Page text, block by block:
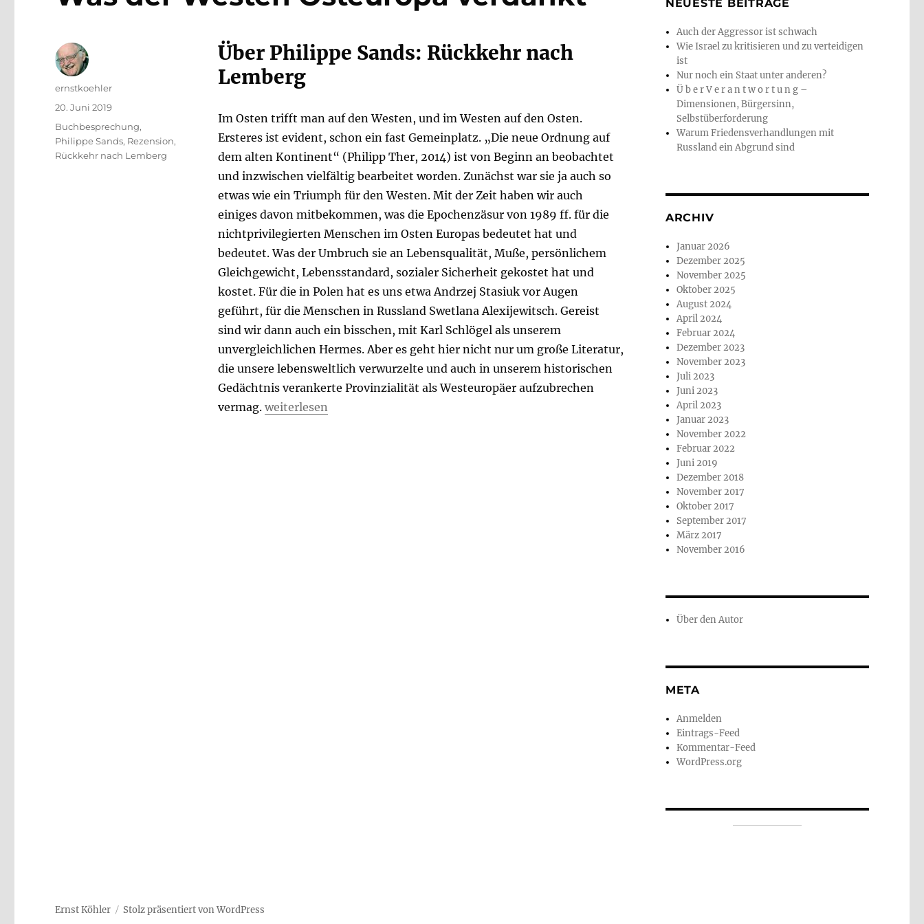
Über Philippe Sands: Rückkehr nach
Lemberg
Im Osten trifft man auf den Westen, und im Westen auf den Osten.
Ersteres ist evident, schon ein fast Gemeinplatz. „Die neue Ordnung auf
dem alten Kontinent“ (Philipp Ther, 2014) ist von Beginn an beobachtet
und inzwischen vielfältig bearbeitet worden. Zunächst war sie ja auch so
etwas wie ein Triumph für den Westen. Mit der Zeit haben wir auch
einiges davon mitbekommen, was die Epochenzäsur von 1989 ff. für die
nichtprivilegierten Menschen im Osten Europas bedeutet hat und
bedeutet. Was der Umbruch sie an Lebensqualität, Muße, persönlichem
Gleichgewicht, Lebensstandard, sozialer Sicherheit gekostet hat und
kostet. Für die in Polen hat es uns etwa Andrzej Stasiuk vor Augen
geführt, für die Menschen in Russland Swetlana Alexijewitsch. Gereist
sind wir dann auch ein bisschen, mit Karl Schlögel als unserem
unvergleichlichen Hermes. Aber es geht hier nicht nur um große Literatur,
die unsere lebensweltlich verwurzelte und auch in unserem historischen
Gedächtnis verankerte Provinzialität als Westeuropäer aufzubrechen
vermag. „Was der Westen Osteuropa verdankt“
weiterlesen
Autor
ernstkoehler
Veröffentlicht
20. Juni 2019
Schlagwörter
Buchbesprechung,
Philippe Sands, Rezension,
Rückkehr nach Lemberg
NEUESTE BEITRÄGE
Auch der Aggressor ist schwach
Wie Israel zu kritisieren und zu verteidigen
ist
Nur noch ein Staat unter anderen?
Ü b e r V e r a n t w o r t u n g –
Dimensionen, Bürgersinn,
Selbstüberforderung
Warum Friedensverhandlungen mit
Russland ein Abgrund sind
ARCHIV
Januar 2026
Dezember 2025
November 2025
Oktober 2025
August 2024
April 2024
Februar 2024
Dezember 2023
November 2023
Juli 2023
Juni 2023
April 2023
Januar 2023
November 2022
Februar 2022
Juni 2019
Dezember 2018
November 2017
Oktober 2017
September 2017
März 2017
November 2016
Über den Autor
META
Anmelden
Eintrags-Feed
Kommentar-Feed
WordPress.org
Ernst Köhler Stolz präsentiert von WordPress